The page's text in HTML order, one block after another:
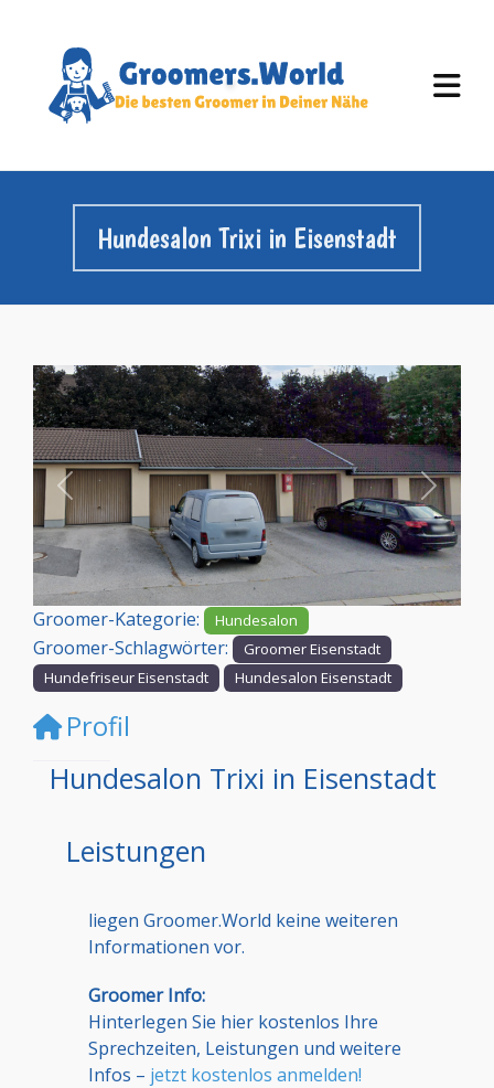
Hundesalon Trixi in Eisenstadt
Vorheriges
Groomer-Kategorie: Hundesalon
Groomer-Schlagwörter:
Groomer Eisenstadt
Hundefriseur Eisenstadt
Hundesalon Eisenstadt
Profil
Hundesalon Trixi in Eisenstadt
Leistungen
liegen Groomer.World keine weiteren
Informationen vor.
Groomer Info:
Hinterlegen Sie hier kostenlos Ihre
Sprechzeiten, Leistungen und weitere
Infos – jetzt kostenlos anmelden!